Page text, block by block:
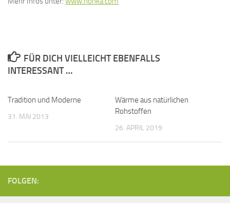
FÜR DICH VIELLEICHT EBENFALLS
INTERESSANT …
Tradition und Moderne
31. MAI 2013
Wärme aus natürlichen
Rohstoffen
26. APRIL 2019
FOLGEN: